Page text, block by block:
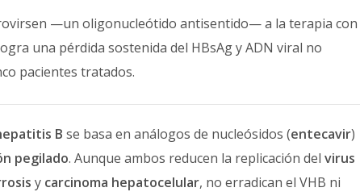
—un oligonucleótido antisentido— a la terapia con
una pérdida sostenida del HBsAg y ADN viral no
pacientes tratados.
B se basa en análogos de nucleósidos (entecavir)
pegilado. Aunque ambos reducen la replicación del virus
y carcinoma hepatocelular, no erradican el VHB ni